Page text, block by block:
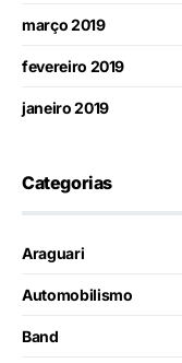
março 2019
fevereiro 2019
janeiro 2019
Categorias
Araguari
Automobilismo
Band